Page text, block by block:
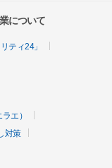
について
ティ24」
エ）
対策